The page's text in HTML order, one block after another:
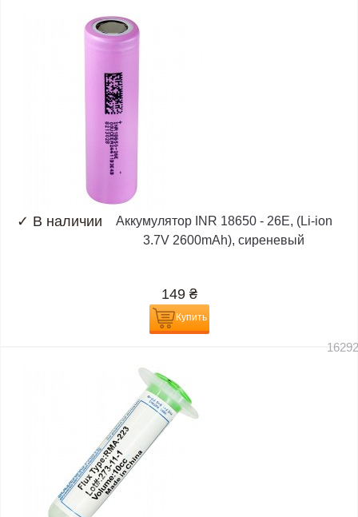
✓ В наличии
Аккумулятор INR 18650 - 26E, (Li-ion
3.7V 2600mAh), сиреневый
149 ₴
Купить